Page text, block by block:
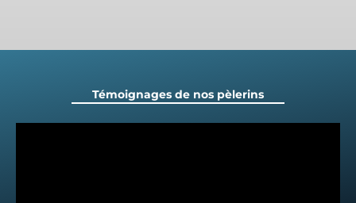
Témoignages de nos pèlerins